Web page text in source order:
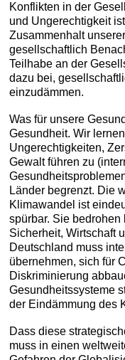
Konflikten in der
und Ungerechtigkeit
Zusammenhalt
gesellschaftlich
Teilhabe an der
dazu bei,
einzudämmen.
Was für unsere
Gesundheit. Wir
Ungerechtigkeiten,
Gewalt führen zu
Länder begrenzt. Die
Klimawandel ist
spürbar. Sie
Sicherheit, Wirtschaft
Deutschland muss
übernehmen, sich für
Diskriminierung
Gesundheitssysteme
der Eindämmung des
Dass diese
muss in einen